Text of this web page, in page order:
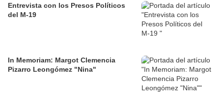
Entrevista con los Presos Políticos
del M-19
In Memoriam: Margot Clemencia
Pizarro Leongómez "Nina"